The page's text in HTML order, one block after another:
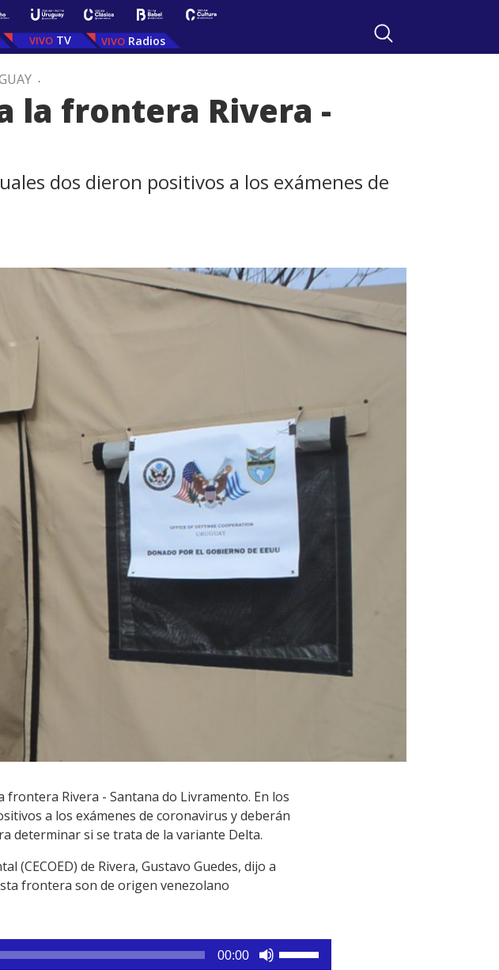
TV Radios
.
la frontera Rivera -
dos dieron positivos a los exámenes de
Rivera - Santana do Livramento. En los
a los exámenes de coronavirus y deberán
determinar si se trata de la variante Delta.
(CECOED) de Rivera, Gustavo Guedes, dijo a
frontera son de origen venezolano
00:00